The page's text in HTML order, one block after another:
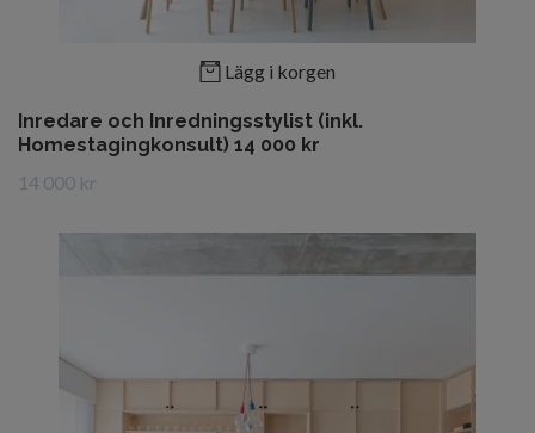
Lägg i korgen
Inredare och Inredningsstylist (inkl.
Homestagingkonsult) 14 000 kr
14 000 kr